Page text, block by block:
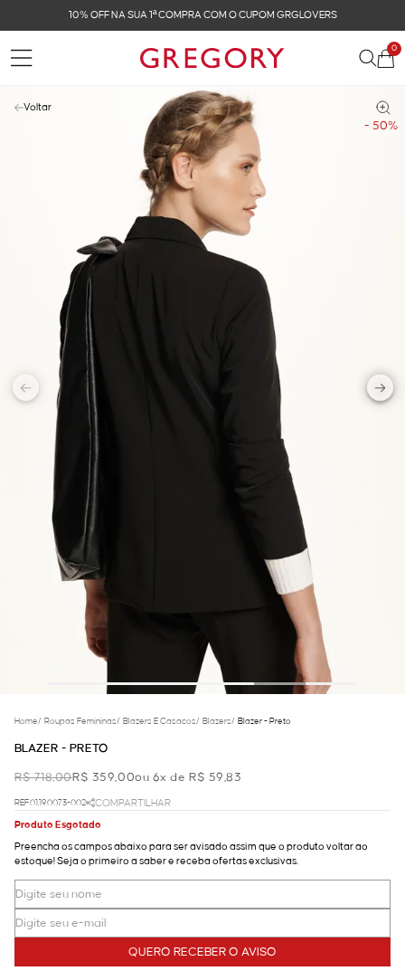
10% OFF NA SUA 1ª COMPRA COM O CUPOM GRGLOVERS
0
- 50%
Voltar
Home/ Roupas Femininas/ Blazers E Casacos/ Blazers/ Blazer - Preto
BLAZER - PRETO
R$ 718,00R$ 359,00ou 6x de R$ 59,83
REF.01.19.0073-002
COMPARTILHAR
Produto Esgotado
Preencha os campos abaixo para ser avisado assim que o produto voltar ao
estoque! Seja o primeiro a saber e receba ofertas exclusivas.
QUERO RECEBER O AVISO